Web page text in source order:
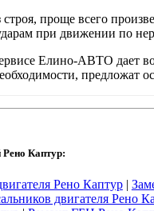
проще всего
при движении по
Елино-АВТО дает
Рено Каптур:
Рено Каптур|
двигателя Рено